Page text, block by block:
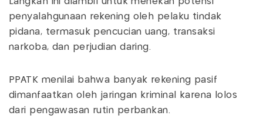
penyalahgunaan rekening oleh pelaku tindak
pidana, termasuk pencucian uang, transaksi
narkoba, dan perjudian daring.
PPATK menilai bahwa banyak rekening pasif
dimanfaatkan oleh jaringan kriminal karena lolos
dari pengawasan rutin perbankan.